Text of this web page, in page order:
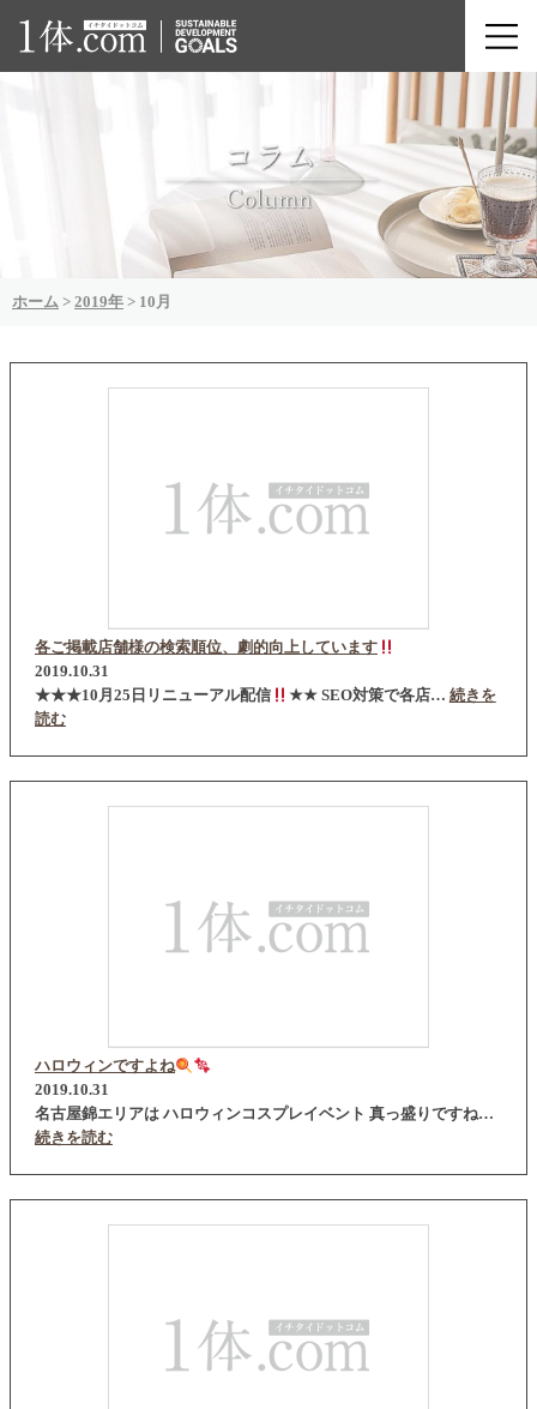
ホーム > 2019年 > 10月
各ご掲載店舗様の検索順位、劇的向上しています
2019.10.31
★★★10月25日リニューアル配信
★★ SEO対策で各店… 続きを
読む
ハロウィンですよね
2019.10.31
名古屋錦エリアは ハロウィンコスプレイベント 真っ盛りですね…
続きを読む